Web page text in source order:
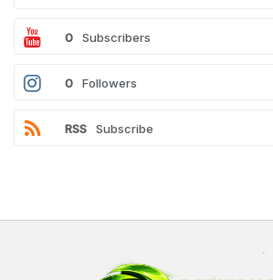
0 Subscribers
0 Followers
RSS Subscribe